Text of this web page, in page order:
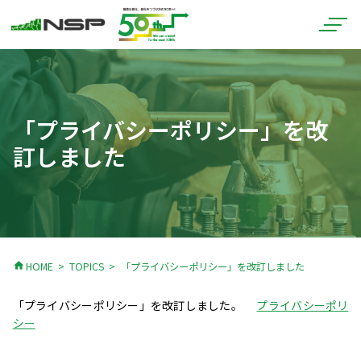
「プライバシーポリシー」を改
訂しました
home HOME TOPICS 「プライバシーポリシー」を改訂しました
「プライバシーポリシー」を改訂しました。 プライバシーポリ
シー